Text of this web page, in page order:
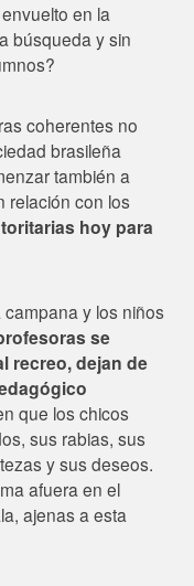
en la
búsqueda y sin
coherentes no
brasileña
también a
relación con los
hoy para
y los niños
se
recreo, dejan de
que los chicos
sus rabias, sus
y sus deseos.
afuera en el
ajenas a esta